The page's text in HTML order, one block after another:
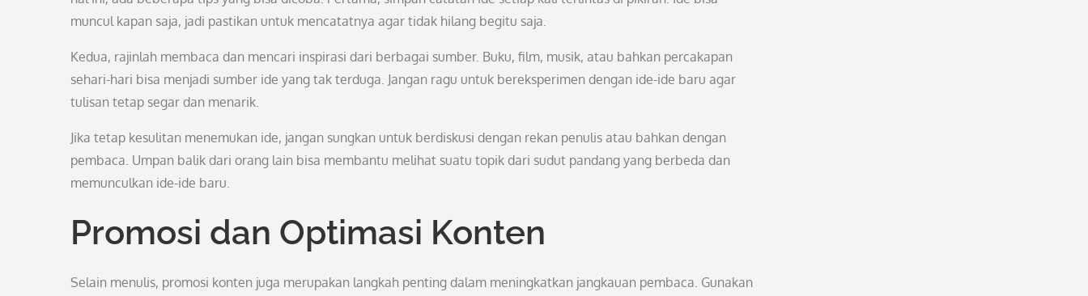
muncul kapan saja, jadi pastikan untuk mencatatnya agar tidak hilang begitu saja.
Kedua, rajinlah membaca dan mencari inspirasi dari berbagai sumber. Buku, film, musik, atau bahkan percakapan
sehari-hari bisa menjadi sumber ide yang tak terduga. Jangan ragu untuk bereksperimen dengan ide-ide baru agar
tulisan tetap segar dan menarik.
Jika tetap kesulitan menemukan ide, jangan sungkan untuk berdiskusi dengan rekan penulis atau bahkan dengan
pembaca. Umpan balik dari orang lain bisa membantu melihat suatu topik dari sudut pandang yang berbeda dan
memunculkan ide-ide baru.
Promosi dan Optimasi Konten
Selain menulis, promosi konten juga merupakan langkah penting dalam meningkatkan jangkauan pembaca. Gunakan